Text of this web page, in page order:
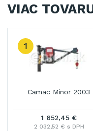
VIAC
Camac